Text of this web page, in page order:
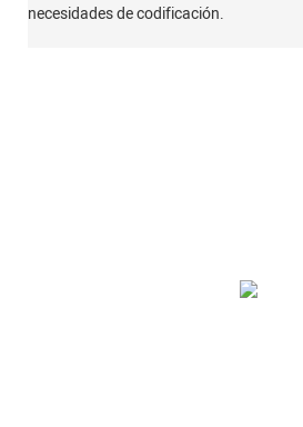
necesidades de codificación.